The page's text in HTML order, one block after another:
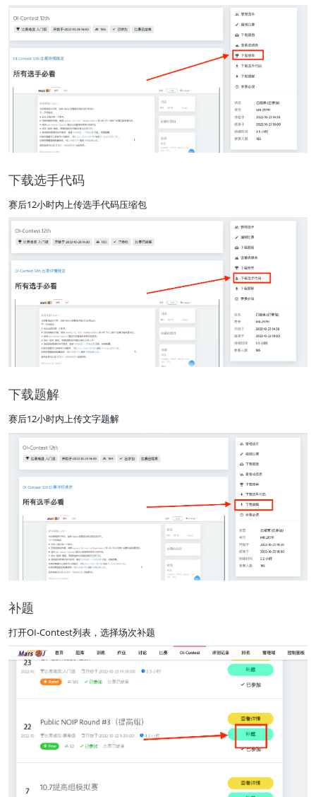
下载选手代码
赛后12小时内上传选手代码压缩包
下载题解
赛后12小时内上传文字题解
补题
打开OI-Contest列表，选择场次补题